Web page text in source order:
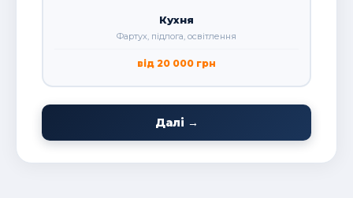
Кухня
Фартух, підлога, освітлення
від 20 000 грн
Далі →